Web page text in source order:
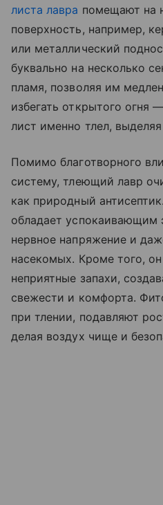
листа лавра помещают на
поверхность, например,
или металлический
буквально на несколько
пламя, позволяя им
избегать открытого огня
лист именно тлел,
Помимо благотворного
систему, тлеющий лавр
как природный
обладает успокаивающим
нервное напряжение и
насекомых. Кроме того, он
неприятные запахи,
свежести и комфорта.
при тлении, подавляют
делая воздух чище и